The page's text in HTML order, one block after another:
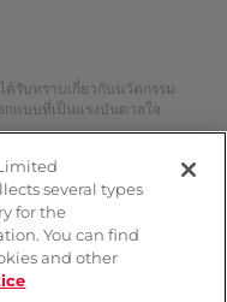
ด้รับทราบเกี่ยวกับนวัตกรรม
แบบที่เป็นแรงบันดาลใจ
several types
for the
You can find
and other